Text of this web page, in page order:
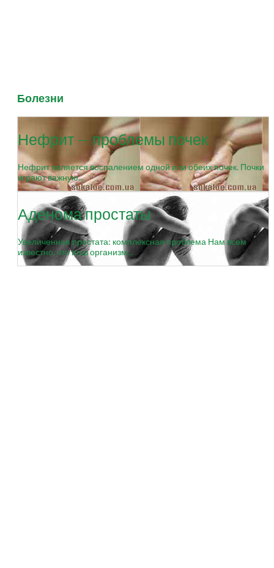
Болезни
Нефрит — проблемы почек
Нефрит является воспалением одной или обеих почек. Почки
играют важную...
Аденома простаты
Увеличенная простата: комплексная проблема Нам всем
известно, что наш организм...